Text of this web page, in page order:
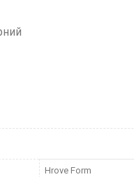
Hrove Form